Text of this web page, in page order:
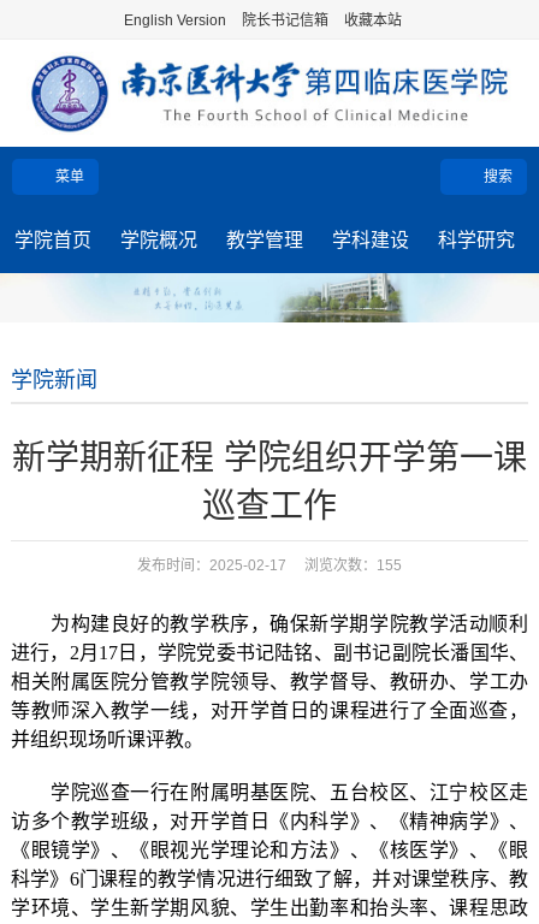
English Version 院长书记信箱 收藏本站
菜单 搜索
学院首页 学院概况 教学管理 学科建设 科学研究
学院新闻
新学期新征程 学院组织开学第一课
巡查工作
发布时间：2025-02-17 浏览次数： 155
为构建良好的教学秩序，确保新学期学院教学活动顺利
进行， 2月17日，学院党委书记陆铭、 副书记副院长潘国华、
相关附属医院分管教学院领导、 教学督导、 教研办、 学工办
等教师深入教学一线，对开学首日的课程进行了全面巡查，
并组织现场听课评教。
学院巡查一行在 附属明基医院、五台校区、 江宁校区走
访多个教学班级， 对开学首日
《内科学》、《精神病学》、
《眼镜学》、《眼视光学理论和方法》、《核医学》、《眼
科学》 6门课程的教学情况进行细致了解，并对课堂秩序、教
学环境、学生新学期风貌、学生出勤率和抬头率、课程思政